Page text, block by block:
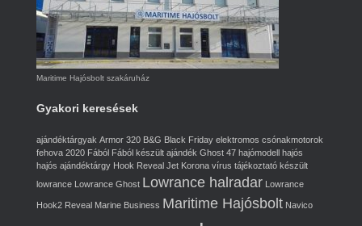
Maritime Hajósbolt szakáruház
Gyakori keresések
ajándéktárgyak Armor 320 B&G Black Friday elektromos csónakmotorok
fehova 2020 Fából Fából készült ajándék Ghost 47 hajómodell
hajós
hajós ajándéktárgy Hook Reveal Jet Korona vírus tájékoztató készült
lowrance
Lowrance Ghost Lowrance halradar Lowrance
Hook2 Reveal Marine Business Maritime Hajósbolt Navico